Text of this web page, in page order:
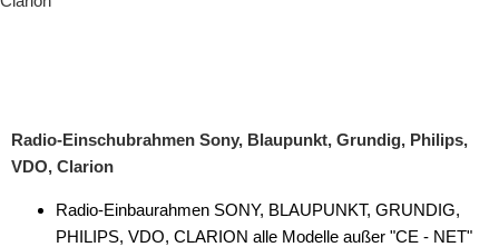
Radio-Einschubrahmen Sony, Blaupunkt, Grundig, Philips,
VDO, Clarion
Radio-Einbaurahmen SONY, BLAUPUNKT, GRUNDIG,
PHILIPS, VDO, CLARION alle Modelle außer "CE - NET"